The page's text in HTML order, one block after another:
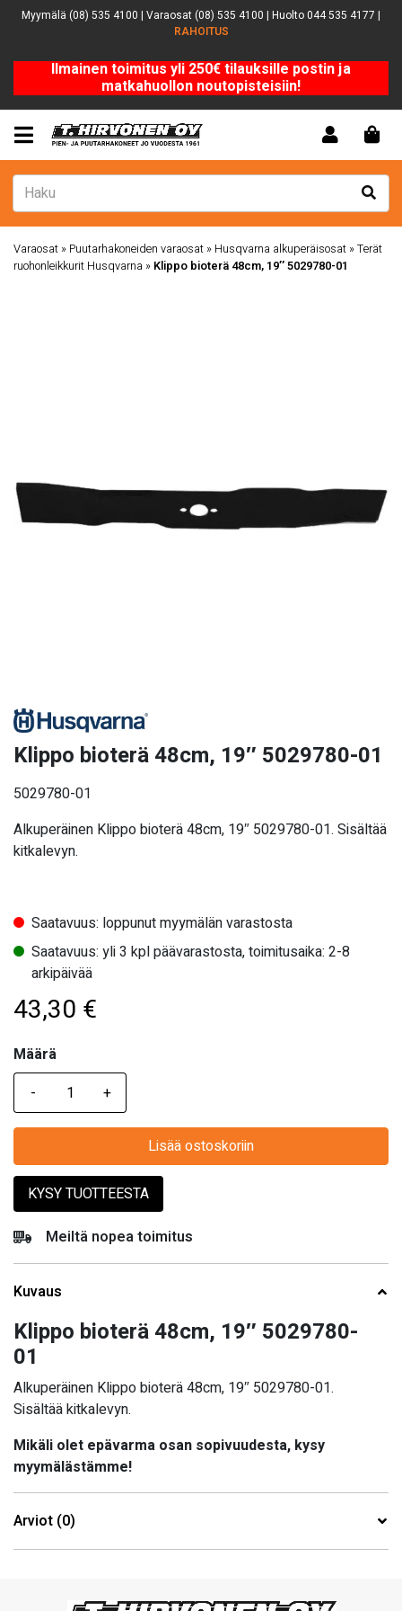
Myymälä (08) 535 4100 | Varaosat (08) 535 4100 | Huolto 044 535 4177 |
RAHOITUS
Ilmainen toimitus yli 250€ tilauksille postin ja
matkahuollon noutopisteisiin!
Varaosat » Puutarhakoneiden varaosat » Husqvarna alkuperäisosat »Terät
ruohonleikkurit Husqvarna » Klippo bioterä 48cm, 19″ 5029780-01
Klippo bioterä 48cm, 19″ 5029780-01
5029780-01
Alkuperäinen Klippo bioterä 48cm, 19″ 5029780-01. Sisältää
kitkalevyn.
Saatavuus: loppunut myymälän varastosta
Saatavuus: yli 3 kpl päävarastosta, toimitusaika: 2-8
arkipäivää
43,30 €
Määrä
Määrä
Lisää ostoskoriin
KYSY TUOTTEESTA
Meiltä nopea toimitus
Kuvaus
Klippo bioterä 48cm, 19″ 5029780-
01
Alkuperäinen Klippo bioterä 48cm, 19″ 5029780-01.
Sisältää kitkalevyn.
Mikäli olet epävarma osan sopivuudesta, kysy
myymälästämme!
Arviot (0)